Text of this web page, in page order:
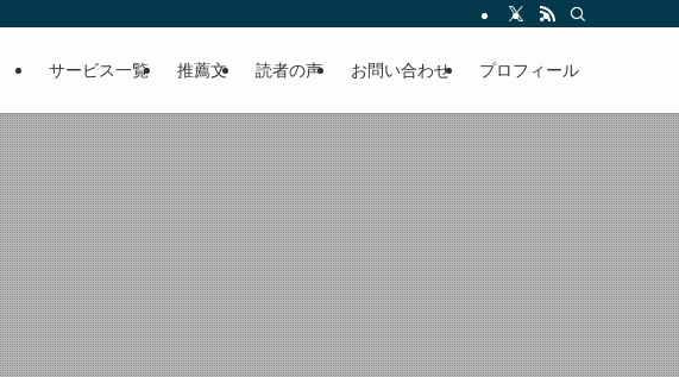
話とクスッと笑える軽やかな話を「情報のミルフィーユ」にして提供中。800名超のメルマガ読
サービス一覧 推薦文 読者の声 お問い合わせ プロフィール